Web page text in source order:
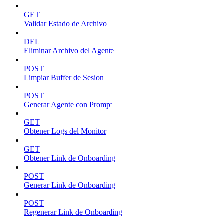
GET
Validar Estado de Archivo
DEL
Eliminar Archivo del Agente
POST
Limpiar Buffer de Sesion
POST
Generar Agente con Prompt
GET
Obtener Logs del Monitor
GET
Obtener Link de Onboarding
POST
Generar Link de Onboarding
POST
Regenerar Link de Onboarding